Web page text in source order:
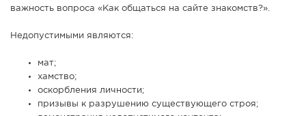
важность вопроса «Как общаться на сайте знакомств?».
Недопустимыми являются:
мат;
хамство;
оскорбления личности;
призывы к разрушению существующего строя;